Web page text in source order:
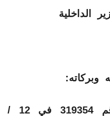
الداخلية
وبركاته:
تلقينا برقية سموكم رقم 319354 في 12 /